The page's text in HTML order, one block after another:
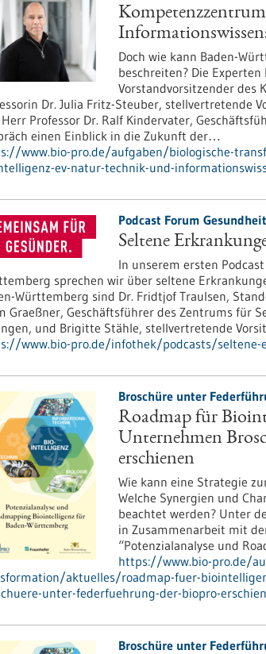
Doch wie kann Baden-
beschreiten? Die
Vorstandvorsitzender des
Dr. Julia Fritz-Steuber, stellvertretende
Professor Dr. Ralf Kindervater,
einen Einblick in die Zukunft der…
www.bio-pro.de/aufgaben/biologische-
ev-natur-technik-und-
Podcast Forum
Seltene
In unserem ersten
sprechen wir über seltene
Württemberg sind Dr. Fridtjof Traulsen,
Graeßner, Geschäftsführer des Zentrums für
und Brigitte Stähle, stellvertretende
www.bio-pro.de/infothek/podcasts/seltene-
Broschüre unter
Roadmap für
Unternehmen
erschienen
Wie kann eine Strategie
Welche Synergien und
beachtet werden? Unter
in Zusammenarbeit mit
“Potenzialanalyse und
https://www.bio-pro.de/
aktuelles/roadmap-fuer-
unter-federfuehrung-der-biopro-
Broschüre unter